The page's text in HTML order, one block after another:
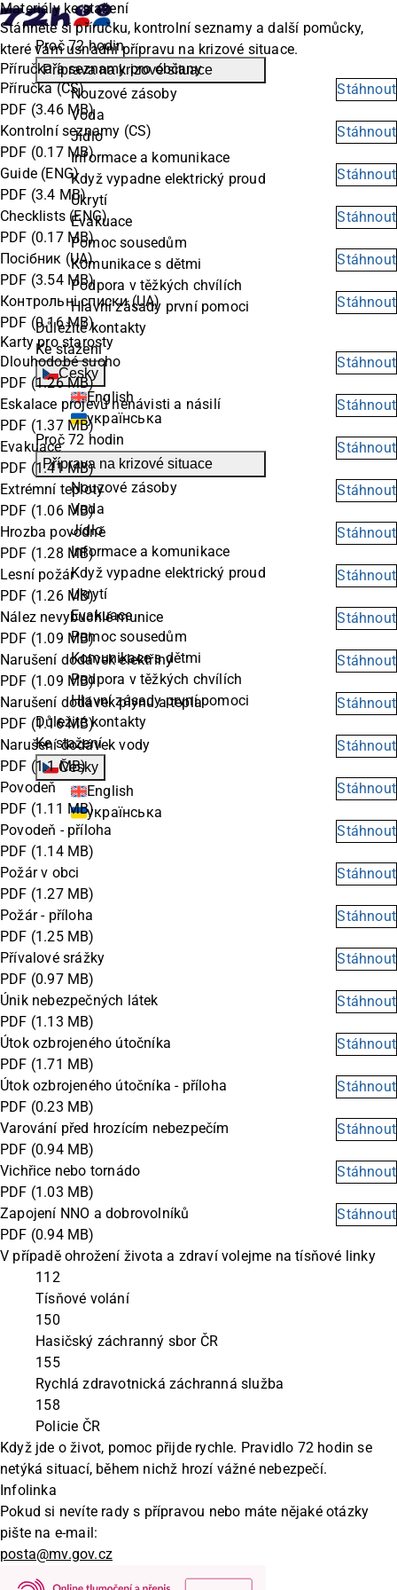
Proč 72 hodin
Příprava na krizové situace
Nouzové zásoby
Voda
Jídlo
Informace a komunikace
Když vypadne elektrický proud
Ukrytí
Evakuace
Pomoc sousedům
Komunikace s dětmi
Podpora v těžkých chvílích
Hlavní zásady první pomoci
Důležité kontakty
Ke stažení
Česky
English
українська
Proč 72 hodin
Příprava na krizové situace
Nouzové zásoby
Voda
Jídlo
Informace a komunikace
Když vypadne elektrický proud
Ukrytí
Evakuace
Pomoc sousedům
Komunikace s dětmi
Podpora v těžkých chvílích
Hlavní zásady první pomoci
Důležité kontakty
Ke stažení
Česky
English
українська
Materiály ke stažení
Stáhněte si příručku, kontrolní seznamy a další pomůcky,
které vám usnadní přípravu na krizové situace.
Příručka a seznamy pro občany
Příručka (CS)
PDF (3.46 MB)
Stáhnout
Kontrolní seznamy (CS)
PDF (0.17 MB)
Stáhnout
Guide (ENG)
PDF (3.4 MB)
Stáhnout
Checklists (ENG)
PDF (0.17 MB)
Stáhnout
Посібник (UA)
PDF (3.54 MB)
Stáhnout
Контрольні списки (UA)
PDF (0.16 MB)
Stáhnout
Karty pro starosty
Dlouhodobé sucho
PDF (1.26 MB)
Stáhnout
Eskalace projevů nenávisti a násilí
PDF (1.37 MB)
Stáhnout
Evakuace
PDF (1.41 MB)
Stáhnout
Extrémní teploty
PDF (1.06 MB)
Stáhnout
Hrozba povodně
PDF (1.28 MB)
Stáhnout
Lesní požár
PDF (1.26 MB)
Stáhnout
Nález nevybuchlé munice
PDF (1.09 MB)
Stáhnout
Narušení dodávek elektřiny
PDF (1.09 MB)
Stáhnout
Narušení dodávek plynu a tepla
PDF (1.16 MB)
Stáhnout
Narušení dodávek vody
PDF (1.1 MB)
Stáhnout
Povodeň
PDF (1.11 MB)
Stáhnout
Povodeň - příloha
PDF (1.14 MB)
Stáhnout
Požár v obci
PDF (1.27 MB)
Stáhnout
Požár - příloha
PDF (1.25 MB)
Stáhnout
Přívalové srážky
PDF (0.97 MB)
Stáhnout
Únik nebezpečných látek
PDF (1.13 MB)
Stáhnout
Útok ozbrojeného útočníka
PDF (1.71 MB)
Stáhnout
Útok ozbrojeného útočníka - příloha
PDF (0.23 MB)
Stáhnout
Varování před hrozícím nebezpečím
PDF (0.94 MB)
Stáhnout
Vichřice nebo tornádo
PDF (1.03 MB)
Stáhnout
Zapojení NNO a dobrovolníků
PDF (0.94 MB)
Stáhnout
V případě ohrožení života a zdraví volejme na tísňové linky
112
Tísňové volání
150
Hasičský záchranný sbor ČR
155
Rychlá zdravotnická záchranná služba
158
Policie ČR
Když jde o život, pomoc přijde rychle. Pravidlo 72 hodin se
netýká situací, během nichž hrozí vážné nebezpečí.
Infolinka
Pokud si nevíte rady s přípravou nebo máte nějaké otázky
pište na e-mail:
posta@mv.gov.cz